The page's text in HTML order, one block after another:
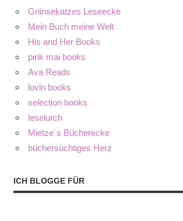
Griinsekatzes Leseecke
Mein Buch meine Welt
His and Her Books
pink mai books
Ava Reads
lovin books
selection books
leselurch
Mietze´s Bücherecke
büchersüchtiges Herz
ICH BLOGGE FÜR